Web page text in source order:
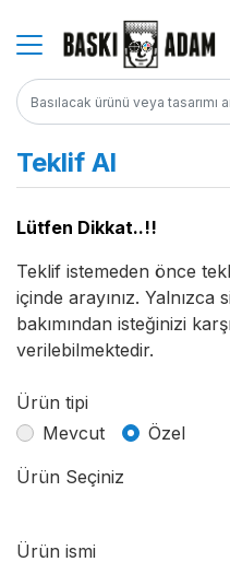
Teklif Al
Lütfen Dikkat..!!
Teklif istemeden önce
içinde arayınız.
bakımından isteğinizi
verilebilmektedir.
Ürün tipi
Mevcut
Özel
Ürün Seçiniz
Ürün ismi